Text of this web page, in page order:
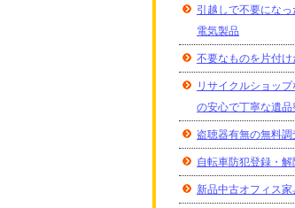
引越しで不要にな
電気製品
不要なものを片付け
リサイクルショップ
の安心で丁寧な遺品
盗聴器有無の無料調
自転車防犯登録・解
新品中古オフィス